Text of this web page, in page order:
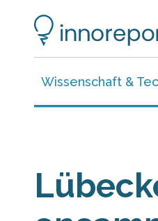
Wissenschaft &